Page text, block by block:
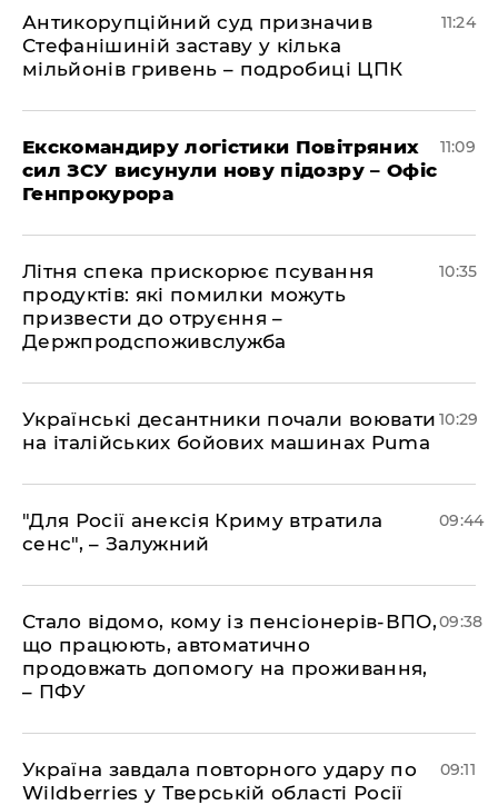
Антикорупційний суд призначив
Стефанішиній заставу у кілька
мільйонів гривень – подробиці ЦПК
11:24
Екскомандиру логістики Повітряних
сил ЗСУ висунули нову підозру – Офіс
Генпрокурора
11:09
Літня спека прискорює псування
продуктів: які помилки можуть
призвести до отруєння –
Держпродспоживслужба
10:35
Українські десантники почали воювати
на італійських бойових машинах Puma
10:29
"Для Росії анексія Криму втратила
сенс", – Залужний
09:44
Стало відомо, кому із пенсіонерів-ВПО,
що працюють, автоматично
продовжать допомогу на проживання,
– ПФУ
09:38
Україна завдала повторного удару по
Wildberries у Тверській області Росії
09:11